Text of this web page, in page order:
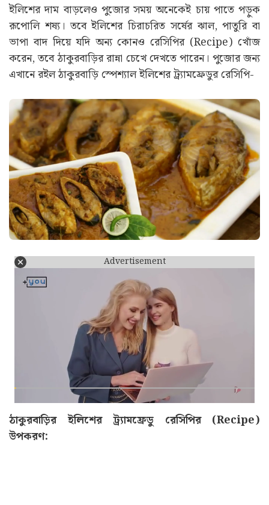
ইলিশের দাম বাড়লেও পুজোর সময় অনেকেই চায় পাতে পড়ুক
রূপোলি শষ্য। তবে ইলিশের চিরাচরিত সর্ষের ঝাল, পাতুরি বা
ভাপা বাদ দিয়ে যদি অন্য কোনও রেসিপির (Recipe) খোঁজ
করেন, তবে ঠাকুরবাড়ির রান্না চেখে দেখতে পারেন। পুজোর জন্য
এখানে রইল ঠাকুরবাড়ি স্পেশ্যাল ইলিশের ট্র্যামফ্রেডুর রেসিপি-
Advertisement
ঠাকুরবাড়ির ইলিশের ট্র্যামফ্রেডু রেসিপির (Recipe)
উপকরণ: